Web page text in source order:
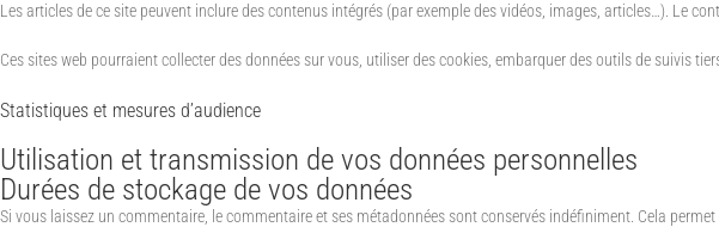
Les articles de ce site peuvent inclure des contenus intégrés (par exemple des vidéos, images, articles…). Le
Ces sites web pourraient collecter des données sur vous, utiliser des cookies, embarquer des outils de suivis
Statistiques et mesures d’audience
Utilisation et transmission de vos données personnelles
Durées de stockage de vos données
Si vous laissez un commentaire, le commentaire et ses métadonnées sont conservés indéfiniment. Cela